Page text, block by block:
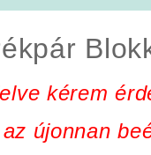
kérem
újonnan